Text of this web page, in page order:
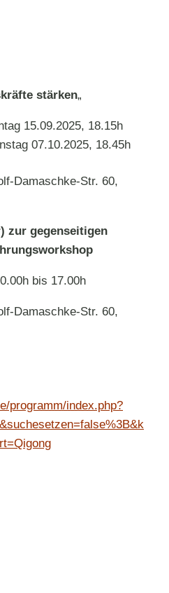
stärken„
15.09.2025, 18.15h
07.10.2025, 18.45h
Damaschke-Str. 60,
zur gegenseitigen
bis 17.00h
Damaschke-Str. 60,
programm/index.php?